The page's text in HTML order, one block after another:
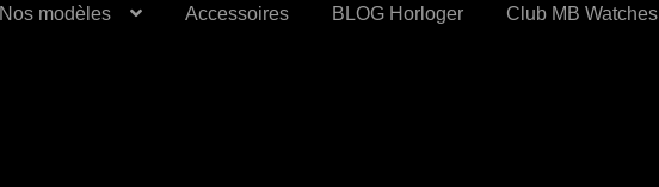
Nos modèles Accessoires BLOG Horloger Club MB Watches